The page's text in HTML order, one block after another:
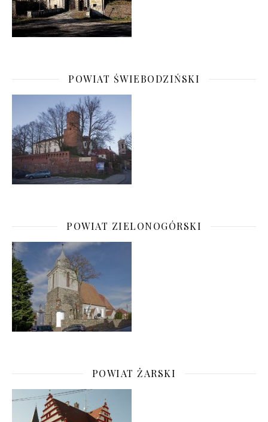
POWIAT ŚWIEBODZIŃSKI
POWIAT ZIELONOGÓRSKI
POWIAT ŻARSKI